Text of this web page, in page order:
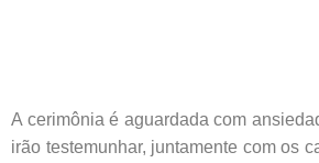
A cerimônia é aguardada com
irão testemunhar, juntamente com os